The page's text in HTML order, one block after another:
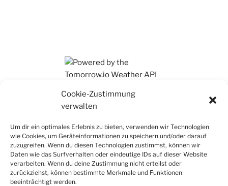
Cookie-Zustimmung
verwalten
Um dir ein optimales Erlebnis zu bieten, verwenden wir Technologien
wie Cookies, um Geräteinformationen zu speichern und/oder darauf
zuzugreifen. Wenn du diesen Technologien zustimmst, können wir
Daten wie das Surfverhalten oder eindeutige IDs auf dieser Website
verarbeiten. Wenn du deine Zustimmung nicht erteilst oder
zurückziehst, können bestimmte Merkmale und Funktionen
beeinträchtigt werden.